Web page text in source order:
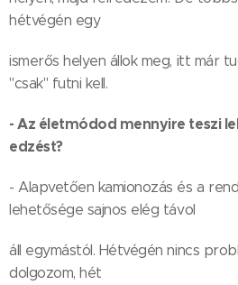
hétvégén egy
ismerős helyen állok meg, itt már
"csak" futni kell.
- Az életmódod mennyire teszi
edzést?
- Alapvetően kamionozás és a
lehetősége sajnos elég távol
áll egymástól. Hétvégén nincs
dolgozom, hét